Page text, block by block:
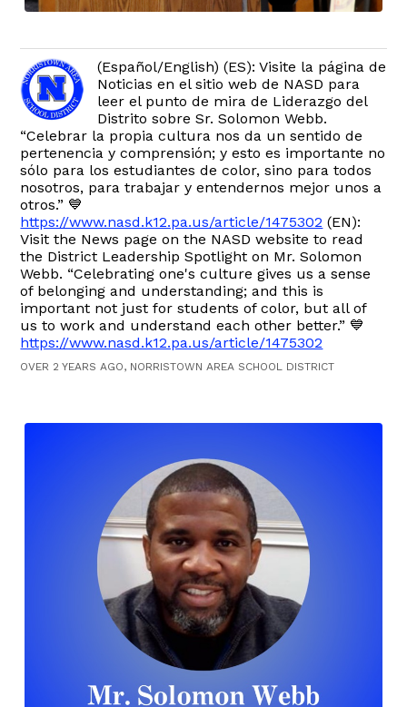
(Español/English) (ES): Visite la página de
Noticias en el sitio web de NASD para
leer el punto de mira de Liderazgo del
Distrito sobre Sr. Solomon Webb.
“Celebrar la propia cultura nos da un sentido de
pertenencia y comprensión; y esto es importante no
sólo para los estudiantes de color, sino para todos
nosotros, para trabajar y entendernos mejor unos a
otros.” 💙
https://www.nasd.k12.pa.us/article/1475302 (EN):
Visit the News page on the NASD website to read
the District Leadership Spotlight on Mr. Solomon
Webb. “Celebrating one's culture gives us a sense
of belonging and understanding; and this is
important not just for students of color, but all of
us to work and understand each other better.” 💙
https://www.nasd.k12.pa.us/article/1475302
OVER 2 YEARS AGO, NORRISTOWN AREA SCHOOL DISTRICT